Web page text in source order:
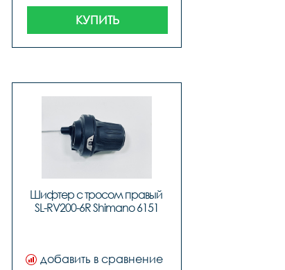
КУПИТЬ
Шифтер с тросом правый
SL-RV200-6R Shimano 6151
добавить в сравнение